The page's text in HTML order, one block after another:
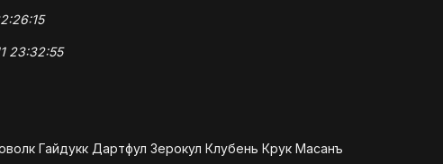
23:32:55
Гайдукк Дартфул Зерокул Клубень Крук Масанъ